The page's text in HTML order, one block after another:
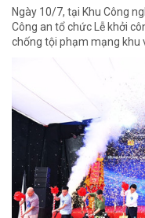
Ngày 10/7, tại Khu Công
Công an tổ chức Lễ khởi
chống tội phạm mạng khu